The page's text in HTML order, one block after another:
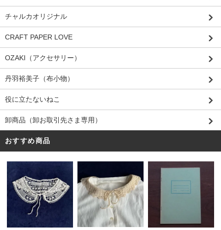
チャルカオリジナル
CRAFT PAPER LOVE
OZAKI（アクセサリー）
丹羽裕美子（布小物）
役に立たないねこ
卸商品（卸お取引先さま専用）
おすすめ商品